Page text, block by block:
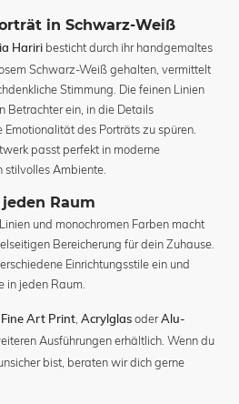
in Schwarz-Weiß
Hariri besticht durch ihr handgemaltes
Schwarz-Weiß gehalten, vermittelt
Stimmung. Die feinen Linien
Betrachter ein, in die Details
des Porträts zu spüren.
passt perfekt in moderne
Ambiente.
Raum
und monochromen Farben macht
Bereicherung für dein Zuhause.
Einrichtungsstile ein und
in jeden Raum.
Fine Art Print Acrylglas oderAlu-
Ausführungen erhältlich. Wenn du
bist, beraten wir dich gerne